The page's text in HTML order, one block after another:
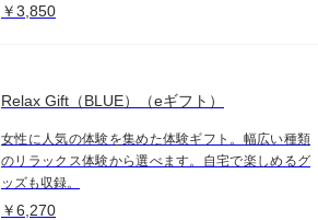
￥3,850
Relax Gift（BLUE）（eギフト）
女性に人気の体験を集めた体験ギフト。幅広い種類
のリラックス体験から選べます。自宅で楽しめるグ
ッズも収録。
￥6,270